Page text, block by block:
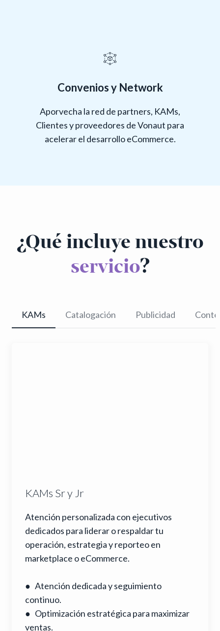
Convenios y Network
Aporvecha la red de partners, KAMs,
Clientes y proveedores de Vonaut para
acelerar el desarrollo eCommerce.
¿Qué incluye nuestro
servicio?
KAMs Catalogación Publicidad
KAMs Sr y Jr
Atención personalizada con ejecutivos
dedicados para liderar o respaldar tu
operación, estrategia y reporteo en
marketplace o eCommerce.
● Atención dedicada y seguimiento
continuo.
● Optimización estratégica para maximizar
ventas.